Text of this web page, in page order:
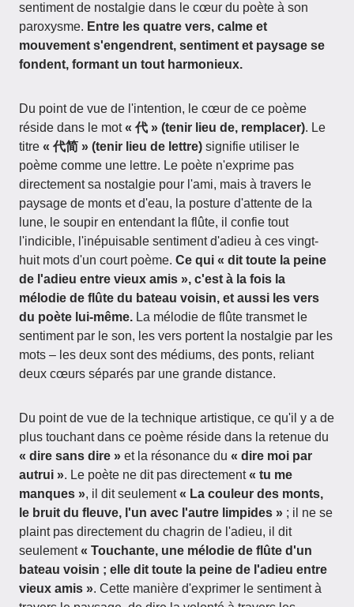
sentiment de nostalgie dans le cœur du poète à son
paroxysme. Entre les quatre vers, calme et
mouvement s'engendrent, sentiment et paysage se
fondent, formant un tout harmonieux.
Du point de vue de l'intention, le cœur de ce poème
réside dans le mot« 代 » (tenir lieu de, remplacer). Le
titre « 代简 » (tenir lieu de lettre) signifie utiliser le
poème comme une lettre. Le poète n'exprime pas
directement sa nostalgie pour l'ami, mais à travers le
paysage de monts et d'eau, la posture d'attente de la
lune, le soupir en entendant la flûte, il confie tout
l'indicible, l'inépuisable sentiment d'adieu à ces vingt-
huit mots d'un court poème. Ce qui « dit toute la peine
de l'adieu entre vieux amis », c'est à la fois la
mélodie de flûte du bateau voisin, et aussi les vers
du poète lui-même. La mélodie de flûte transmet le
sentiment par le son, les vers portent la nostalgie par les
mots – les deux sont des médiums, des ponts, reliant
deux cœurs séparés par une grande distance.
Du point de vue de la technique artistique, ce qu'il y a de
plus touchant dans ce poème réside dans la retenue du
« dire sans dire » et la résonance du « dire moi par
autrui ». Le poète ne dit pas directement« tu me
manques », il dit seulement« La couleur des monts,
le bruit du fleuve, l'un avec l'autre limpides » ; il ne se
plaint pas directement du chagrin de l'adieu, il dit
seulement« Touchante, une mélodie de flûte d'un
bateau voisin ; elle dit toute la peine de l'adieu entre
vieux amis ». Cette manière d'exprimer le sentiment à